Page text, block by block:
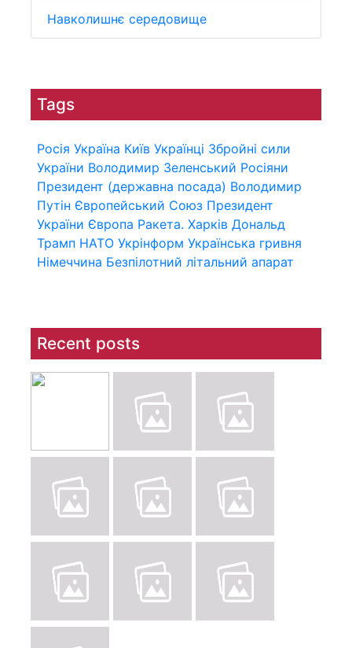
Навколишнє середовище
Tags
Росія Україна Київ Українці Збройні сили
України Володимир Зеленський Росіяни
Президент (державна посада) Володимир
Путін Європейський Союз Президент
України Європа Ракета. Харків Дональд
Трамп НАТО Укрінформ Українська гривня
Німеччина Безпілотний літальний апарат
Recent posts